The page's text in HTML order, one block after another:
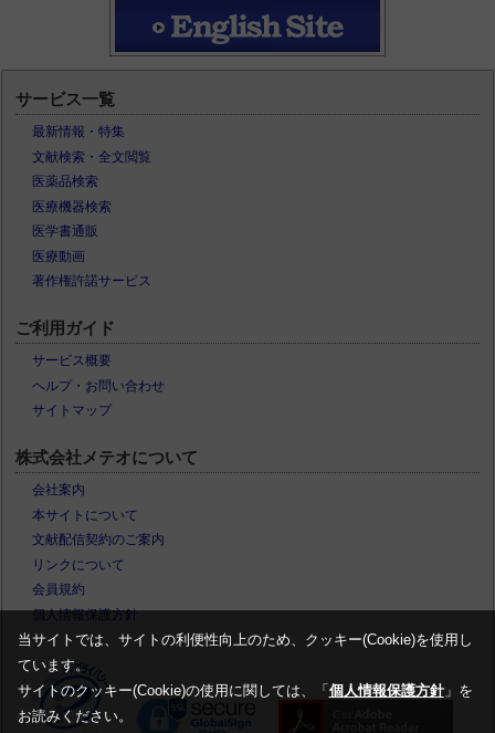
サービス一覧
最新情報・特集
文献検索・全文閲覧
医薬品検索
医療機器検索
医学書通販
医療動画
著作権許諾サービス
ご利用ガイド
サービス概要
ヘルプ・お問い合わせ
サイトマップ
株式会社メテオについて
会社案内
本サイトについて
文献配信契約のご案内
リンクについて
会員規約
個人情報保護方針
当サイトでは、サイトの利便性向上のため、クッキー(Cookie)を使用し
ています。
サイトのクッキー(Cookie)の使用に関しては、「 個人情報保護方針」を
お読みください。